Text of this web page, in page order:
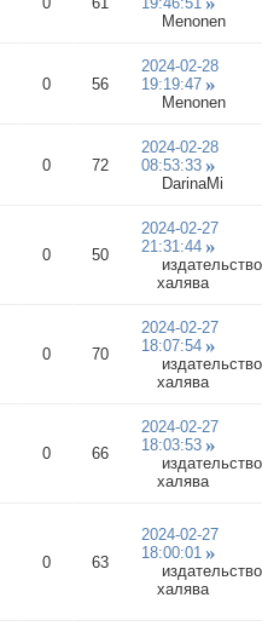
Menonen
0 56
2024-02-28
19:19:47
Menonen
0 72
2024-02-28
08:53:33
DarinaMi
0 50
2024-02-27
21:31:44
издательство
халява
0 70
2024-02-27
18:07:54
издательство
халява
0 66
2024-02-27
18:03:53
издательство
халява
0 63
2024-02-27
18:00:01
издательство
халява